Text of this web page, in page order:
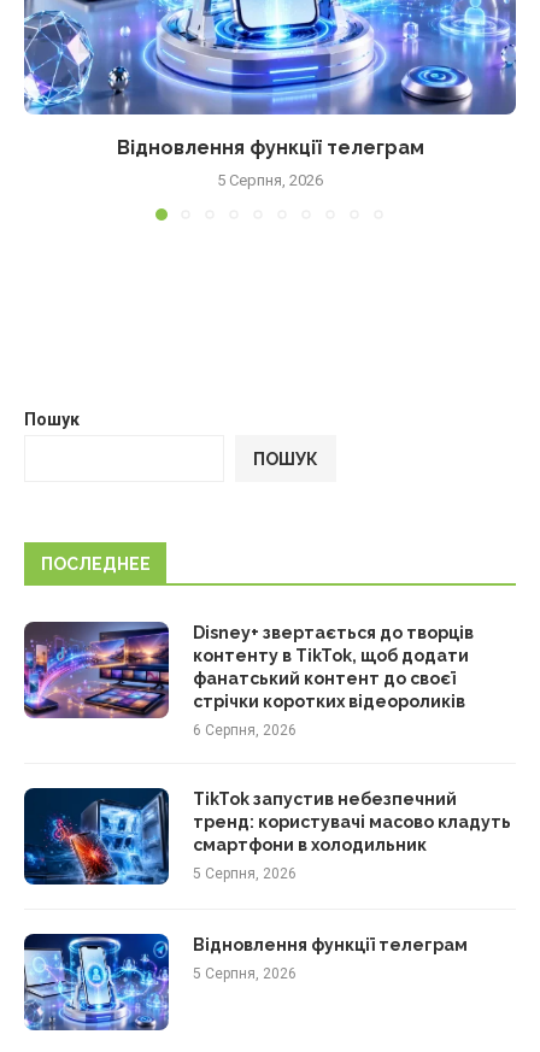
Відновлення функції телеграм
5 Серпня, 2026
Пошук
ПОШУК
ПОСЛЕДНЕЕ
Disney+ звертається до творців
контенту в TikTok, щоб додати
фанатський контент до своєї
стрічки коротких відеороликів
6 Серпня, 2026
TikTok запустив небезпечний
тренд: користувачі масово кладуть
смартфони в холодильник
5 Серпня, 2026
Відновлення функції телеграм
5 Серпня, 2026